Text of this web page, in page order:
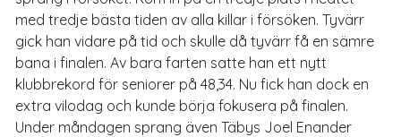
med tredje bästa tiden av alla killar i försöken. Tyvärr
gick han vidare på tid och skulle då tyvärr få en sämre
bana i finalen. Av bara farten satte han ett nytt
klubbrekord för seniorer på 48,34. Nu fick han dock en
extra vilodag och kunde börja fokusera på finalen.
Under måndagen sprang även Täbys Joel Enander